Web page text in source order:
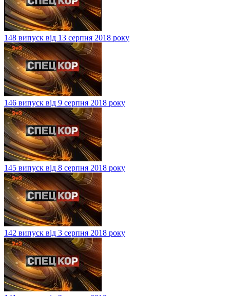
148 випуск від 13 серпня 2018 року
146 випуск від 9 серпня 2018 року
145 випуск від 8 серпня 2018 року
142 випуск від 3 серпня 2018 року